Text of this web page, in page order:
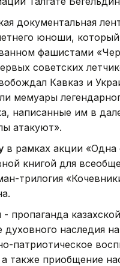
документальная
юноши,
фашистами
советских
Кавказ и
мемуары
написанные им в
атакуют».
в рамках акции «Одна
книгой для
трилогия
пропаганда
духовного наследия
патриотическое
также приобщение